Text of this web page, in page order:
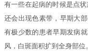
有一些在起病的时候是点
还会出现色素带，早期大
有极少数的患者早期发病
风，白斑面积扩到全身部位